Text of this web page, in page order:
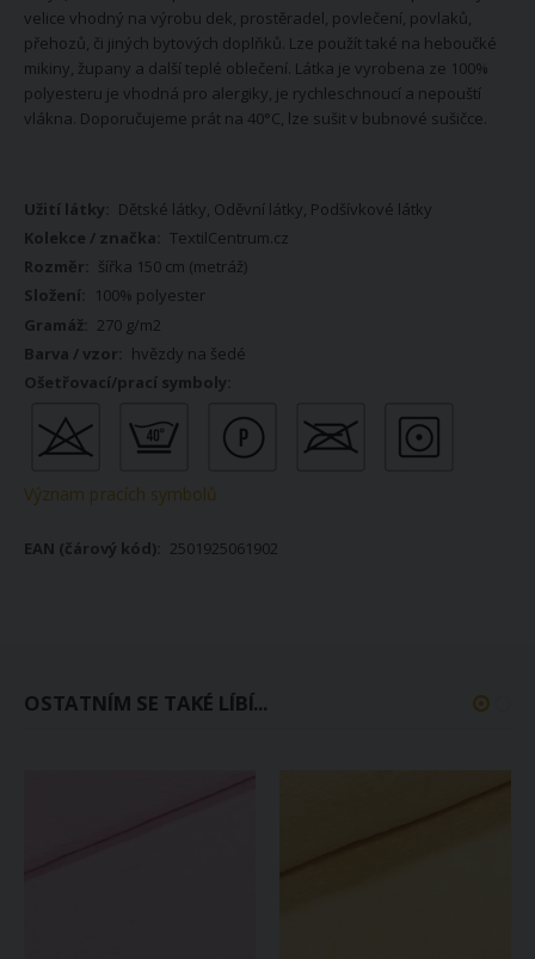
velice vhodný na výrobu dek, prostěradel, povlečení, povlaků,
přehozů, či jiných bytových doplňků. Lze použít také na heboučké
mikiny, župany a další teplé oblečení. Látka je vyrobena ze 100%
polyesteru je vhodná pro alergiky, je rychleschnoucí a nepouští
vlákna. Doporučujeme prát na 40°C, lze sušit v bubnové sušičce.
Více
informací
Dětské látky, Oděvní látky, Podšívkové látky
TextilCentrum.cz
šířka 150 cm (metráž)
100% polyester
270 g/m2
hvězdy na šedé
Význam pracích symbolů
2501925061902
OSTATNÍM SE TAKÉ LÍBÍ...